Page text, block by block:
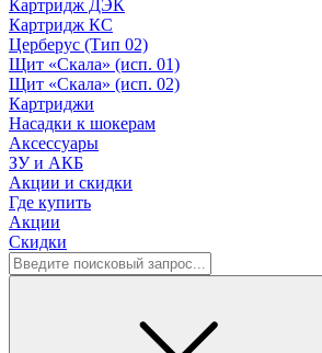
Картридж ДЭК
Картридж КС
Церберус (Тип 02)
Щит «Скала» (исп. 01)
Щит «Скала» (исп. 02)
Картриджи
Насадки к шокерам
Аксессуары
ЗУ и АКБ
Акции и скидки
Где купить
Акции
Скидки